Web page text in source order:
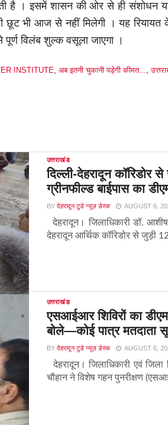
है । इसमें शासन की ओर से ही संशोधन
छूट भी आज से नहीं मिलेगी । यह रियायत
विलंब शुल्क वसूला जाएगा ।
INSTITUTE,अब इतनी चुकानी पड़ेगी कीमत...,
उत्तराखंड
दिल्ली-देहरादून कॉरिडोर
ग्रीनफील्ड बाईपास का
BY देहरादून टुडे न्यूज़ डेस्क AUGUST 6,
देहरादून। जिलाधिकारी डॉ.
देहरादून आर्थिक कॉरिडोर से जुड़ी
उत्तराखंड
एसआईआर शिविरों का डीएम
बोले—कोई पात्र
BY देहरादून टुडे न्यूज़ डेस्क AUGUST 6,
देहरादून। जिलाधिकारी एवं जिला
चौहान ने विशेष गहन पुनरीक्षण